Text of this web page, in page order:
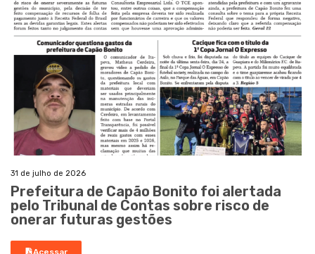
31 de julho de 2026
Prefeitura de Capão Bonito foi alertada
pelo Tribunal de Contas sobre risco de
onerar futuras gestões